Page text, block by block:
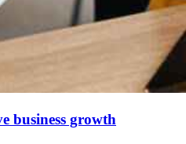
business growth